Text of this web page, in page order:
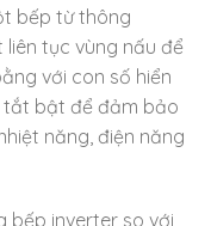
bếp từ thông
tục vùng nấu để
với con số hiển
tắt bật để đảm bảo
năng, điện năng
bếp inverter so với